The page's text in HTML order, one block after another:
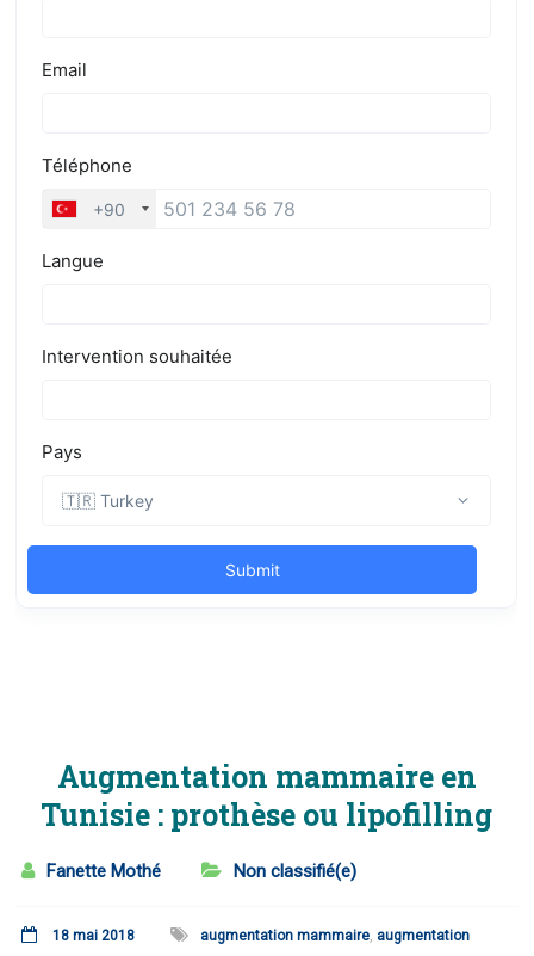
Augmentation mammaire en
Tunisie : prothèse ou lipofilling
Fanette Mothé Non classifié(e)
18 mai 2018 augmentation mammaire, augmentation